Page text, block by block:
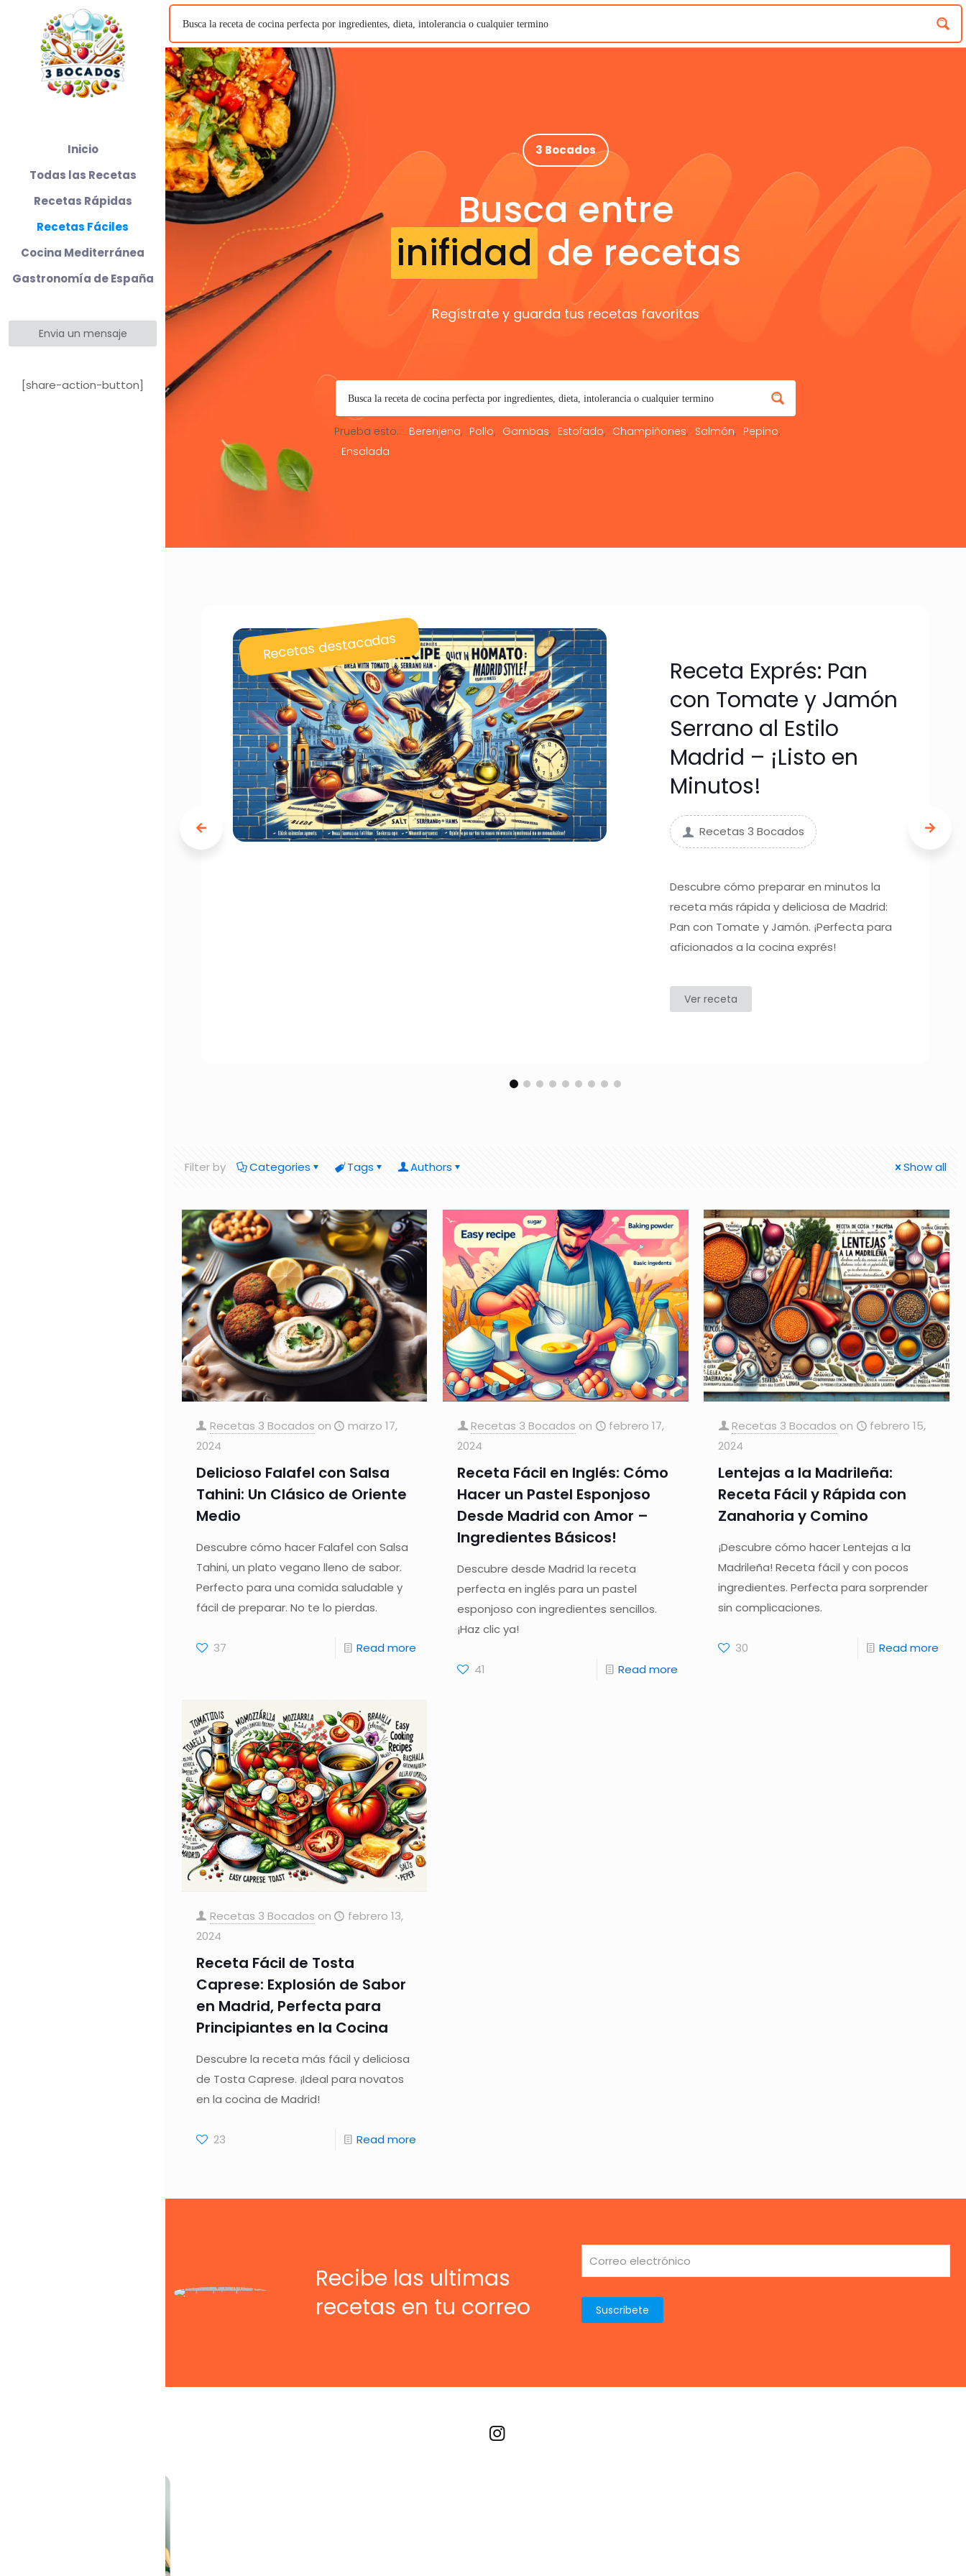
3 Bocados
Busca entre
inifidad de recetas
Regístrate y guarda tus recetas favoritas
Prueba esto: Berenjena Pollo Gambas Estofado Champiñones Salmón
Pepino
Ensalada
Recetas destacadas
Receta Exprés: Pan
con Tomate y Jamón
Serrano al Estilo
Madrid – ¡Listo en
Minutos!
Recetas 3 Bocados
Descubre cómo preparar en minutos la
receta más rápida y deliciosa de Madrid:
Pan con Tomate y Jamón. ¡Perfecta para
aficionados a la cocina exprés!
Ver receta
Filter by Categories Tags Authors Show all
Recetas 3 Bocados on
marzo 17,
2024
Delicioso Falafel con Salsa
Tahini: Un Clásico de Oriente
Medio
Descubre cómo hacer Falafel con Salsa
Tahini, un plato vegano lleno de sabor.
Perfecto para una comida saludable y
fácil de preparar. No te lo pierdas.
37 Read more
Recetas 3 Bocados on
febrero 17,
2024
Receta Fácil en Inglés: Cómo
Hacer un Pastel Esponjoso
Desde Madrid con Amor –
Ingredientes Básicos!
Descubre desde Madrid la receta
perfecta en inglés para un pastel
esponjoso con ingredientes sencillos.
¡Haz clic ya!
41 Read more
Recetas 3 Bocados on
febrero 15,
2024
Lentejas a la Madrileña:
Receta Fácil y Rápida con
Zanahoria y Comino
¡Descubre cómo hacer Lentejas a la
Madrileña! Receta fácil y con pocos
ingredientes. Perfecta para sorprender
sin complicaciones.
30 Read more
Recetas 3 Bocados on
febrero 13,
2024
Receta Fácil de Tosta
Caprese: Explosión de Sabor
en Madrid, Perfecta para
Principiantes en la Cocina
Descubre la receta más fácil y deliciosa
de Tosta Caprese. ¡Ideal para novatos
en la cocina de Madrid!
23 Read more
Recibe las ultimas
recetas en tu correo
Inicio
Todas las Recetas
Recetas Rápidas
Recetas Fáciles
Cocina Mediterránea
Gastronomía de España
Envia un mensaje
[share-action-button]